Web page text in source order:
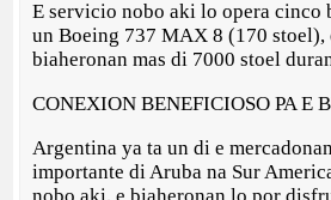
E servicio nobo aki lo opera cinco
un Boeing 737 MAX 8 (170 stoel),
biaheronan mas di 7000 stoel
CONEXION BENEFICIOSO PA E
Argentina ya ta un di e
importante di Aruba na Sur